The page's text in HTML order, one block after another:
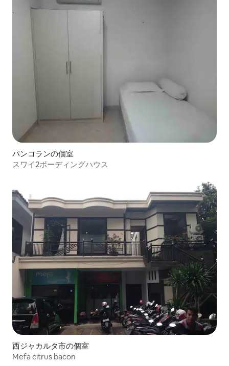
パンコランの個室
スワイ2ボーディングハウス
西ジャカルタ市の個室
Mefa citrus bacon